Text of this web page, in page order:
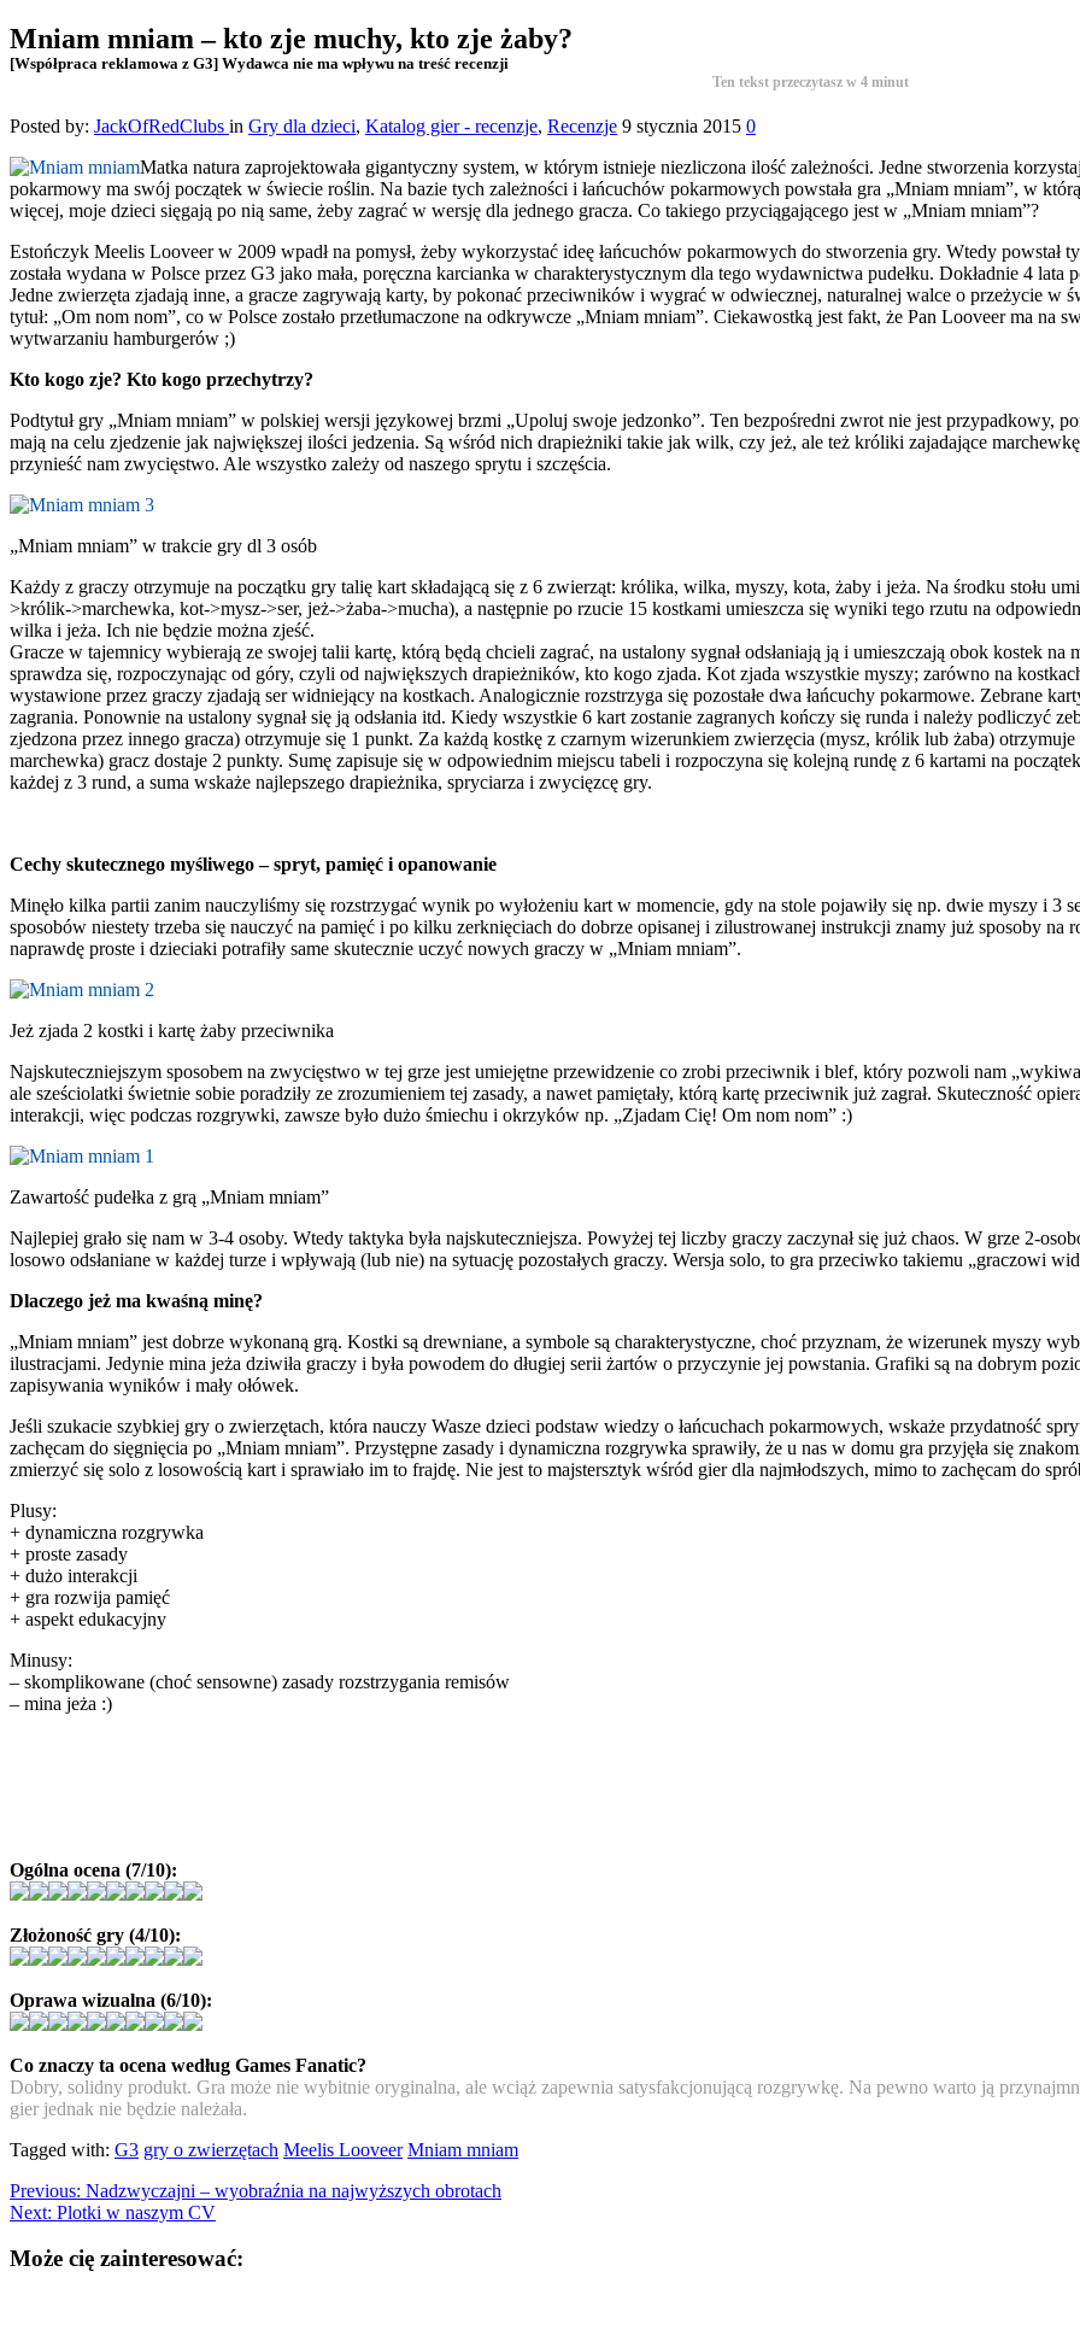
Mniam mniam – kto zje muchy, kto zje żaby?
[Współpraca reklamowa z G3] Wydawca nie ma wpływu na treść recenzji
Ten tekst przeczytasz w 4 minut
Posted by: JackOfRedClubs in Gry dla dzieci, Katalog gier - recenzje, Recenzje 9 stycznia 2015 0
Matka natura zaprojektowała gigantyczny system, w którym istnieje niezliczona ilość zależności. Jedne stworzenia
pokarmowy ma swój początek w świecie roślin. Na bazie tych zależności i łańcuchów pokarmowych powstała gra „Mniam mniam”, w
więcej, moje dzieci sięgają po nią same, żeby zagrać w wersję dla jednego gracza. Co takiego przyciągającego jest w „Mniam mniam”?
Estończyk Meelis Looveer w 2009 wpadł na pomysł, żeby wykorzystać ideę łańcuchów pokarmowych do stworzenia gry. Wtedy powstał
została wydana w Polsce przez G3 jako mała, poręczna karcianka w charakterystycznym dla tego wydawnictwa pudełku. Dokładnie 4
Jedne zwierzęta zjadają inne, a gracze zagrywają karty, by pokonać przeciwników i wygrać w odwiecznej, naturalnej walce o przeżycie
tytuł: „Om nom nom”, co w Polsce zostało przetłumaczone na odkrywcze „Mniam mniam”. Ciekawostką jest fakt, że Pan Looveer ma
wytwarzaniu hamburgerów ;)
Kto kogo zje? Kto kogo przechytrzy?
Podtytuł gry „Mniam mniam” w polskiej wersji językowej brzmi „Upoluj swoje jedzonko”. Ten bezpośredni zwrot nie jest przypadkowy,
mają na celu zjedzenie jak największej ilości jedzenia. Są wśród nich drapieżniki takie jak wilk, czy jeż, ale też króliki zajadające
przynieść nam zwycięstwo. Ale wszystko zależy od naszego sprytu i szczęścia.
„Mniam mniam” w trakcie gry dl 3 osób
Każdy z graczy otrzymuje na początku gry talię kart składającą się z 6 zwierząt: królika, wilka, myszy, kota, żaby i jeża. Na środku stołu
>królik->marchewka, kot->mysz->ser, jeż->żaba->mucha), a następnie po rzucie 15 kostkami umieszcza się wyniki tego rzutu na
wilka i jeża. Ich nie będzie można zjeść.
Gracze w tajemnicy wybierają ze swojej talii kartę, którą będą chcieli zagrać, na ustalony sygnał odsłaniają ją i umieszczają obok kostek
sprawdza się, rozpoczynając od góry, czyli od największych drapieżników, kto kogo zjada. Kot zjada wszystkie myszy; zarówno na
wystawione przez graczy zjadają ser widniejący na kostkach. Analogicznie rozstrzyga się pozostałe dwa łańcuchy pokarmowe. Zebrane
zagrania. Ponownie na ustalony sygnał się ją odsłania itd. Kiedy wszystkie 6 kart zostanie zagranych kończy się runda i należy podliczyć
zjedzona przez innego gracza) otrzymuje się 1 punkt. Za każdą kostkę z czarnym wizerunkiem zwierzęcia (mysz, królik lub żaba)
marchewka) gracz dostaje 2 punkty. Sumę zapisuje się w odpowiednim miejscu tabeli i rozpoczyna się kolejną rundę z 6 kartami na
każdej z 3 rund, a suma wskaże najlepszego drapieżnika, spryciarza i zwycięzcę gry.
Cechy skutecznego myśliwego – spryt, pamięć i opanowanie
Minęło kilka partii zanim nauczyliśmy się rozstrzygać wynik po wyłożeniu kart w momencie, gdy na stole pojawiły się np. dwie myszy i 3
sposobów niestety trzeba się nauczyć na pamięć i po kilku zerknięciach do dobrze opisanej i zilustrowanej instrukcji znamy już sposoby na
naprawdę proste i dzieciaki potrafiły same skutecznie uczyć nowych graczy w „Mniam mniam”.
Jeż zjada 2 kostki i kartę żaby przeciwnika
Najskuteczniejszym sposobem na zwycięstwo w tej grze jest umiejętne przewidzenie co zrobi przeciwnik i blef, który pozwoli nam
ale sześciolatki świetnie sobie poradziły ze zrozumieniem tej zasady, a nawet pamiętały, którą kartę przeciwnik już zagrał. Skuteczność
interakcji, więc podczas rozgrywki, zawsze było dużo śmiechu i okrzyków np. „Zjadam Cię! Om nom nom” :)
Zawartość pudełka z grą „Mniam mniam”
Najlepiej grało się nam w 3-4 osoby. Wtedy taktyka była najskuteczniejsza. Powyżej tej liczby graczy zaczynał się już chaos. W grze 2-
losowo odsłaniane w każdej turze i wpływają (lub nie) na sytuację pozostałych graczy. Wersja solo, to gra przeciwko takiemu „graczowi
Dlaczego jeż ma kwaśną minę?
„Mniam mniam” jest dobrze wykonaną grą. Kostki są drewniane, a symbole są charakterystyczne, choć przyznam, że wizerunek myszy
ilustracjami. Jedynie mina jeża dziwiła graczy i była powodem do długiej serii żartów o przyczynie jej powstania. Grafiki są na dobrym
zapisywania wyników i mały ołówek.
Jeśli szukacie szybkiej gry o zwierzętach, która nauczy Wasze dzieci podstaw wiedzy o łańcuchach pokarmowych, wskaże przydatność
zachęcam do sięgnięcia po „Mniam mniam”. Przystępne zasady i dynamiczna rozgrywka sprawiły, że u nas w domu gra przyjęła się
zmierzyć się solo z losowością kart i sprawiało im to frajdę. Nie jest to majstersztyk wśród gier dla najmłodszych, mimo to zachęcam do
Plusy:
+ dynamiczna rozgrywka
+ proste zasady
+ dużo interakcji
+ gra rozwija pamięć
+ aspekt edukacyjny
Minusy:
– skomplikowane (choć sensowne) zasady rozstrzygania remisów
– mina jeża :)
Ogólna ocena (7/10):
Złożoność gry (4/10):
Oprawa wizualna (6/10):
Co znaczy ta ocena według Games Fanatic?
Dobry, solidny produkt. Gra może nie wybitnie oryginalna, ale wciąż zapewnia satysfakcjonującą rozgrywkę. Na pewno warto ją
gier jednak nie będzie należała.
Tagged with: G3 gry o zwierzętach Meelis Looveer Mniam mniam
Previous: Nadzwyczajni – wyobraźnia na najwyższych obrotach
Next: Plotki w naszym CV
Może cię zainteresować: